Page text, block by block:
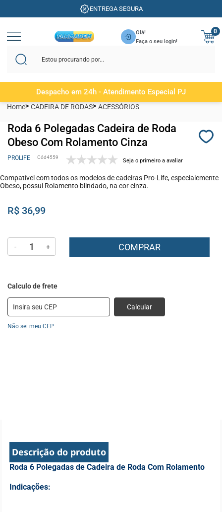
ENTREGA SEGURA
Olá!
Faça o seu login!
0
Despacho em 24h - Atendimento Especial PJ
Home CADEIRA DE RODAS ACESSÓRIOS
Roda 6 Polegadas Cadeira de Roda
Obeso Com Rolamento Cinza
PROLIFE 4559 Seja o primeiro a avaliar
Compatível com todos os modelos de cadeiras Pro-Life, especialemente
Obeso, possui Rolamento blindado, na cor cinza.
R$ 36,99
- + COMPRAR
Calcular
Não sei meu CEP
Descrição do produto
Roda 6 Polegadas de Cadeira de Roda Com Rolamento
Indicações: